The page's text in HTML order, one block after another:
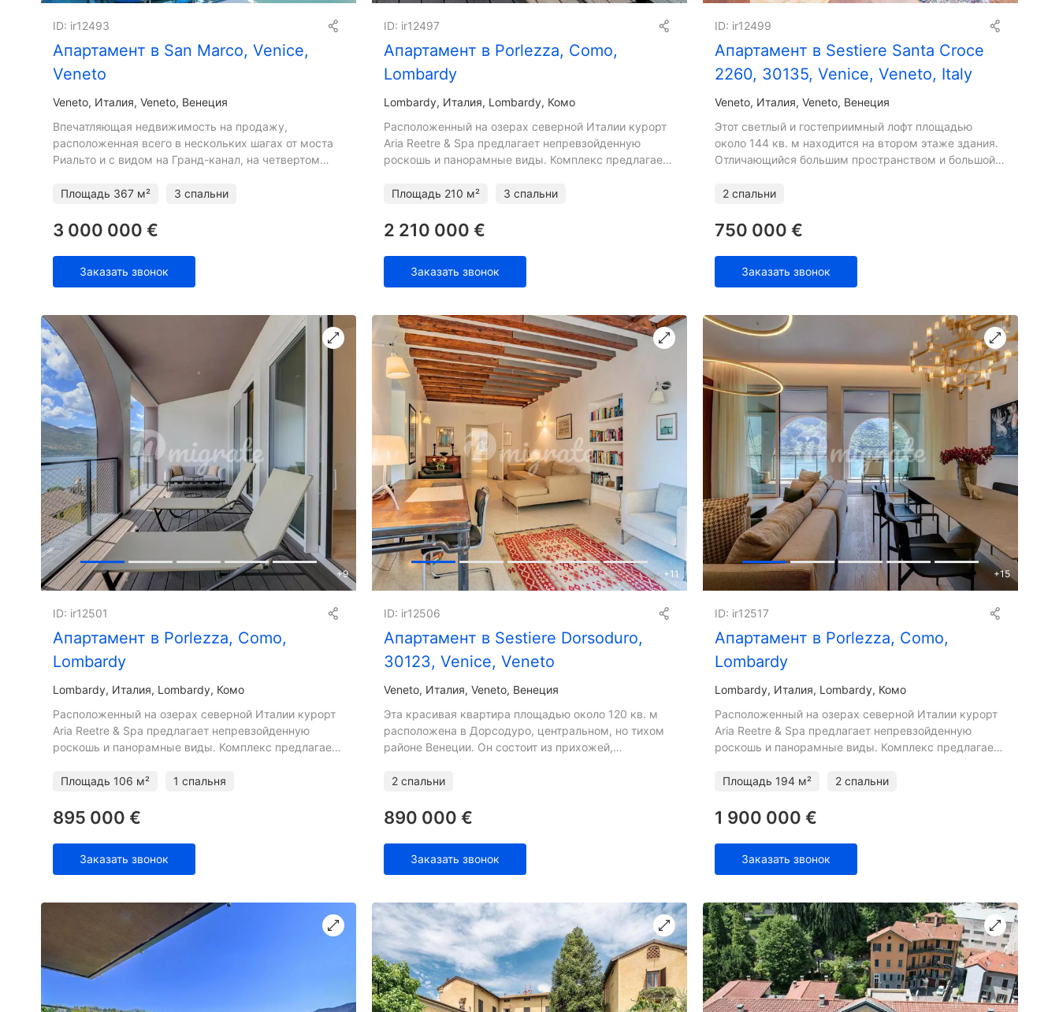
Апартамент в San Marco, Venice,
Veneto
ID: ir12493
Veneto Италия, Veneto, Венеция
Впечатляющая недвижимость на продажу,
расположенная всего в нескольких шагах от моста
Риальто и с видом на Гранд-канал, на четвертом
эксклюзивном месте; распре
Площадь 367 м² 3 спальни
3 000 000 €
Заказать звонок
Апартамент в Porlezza, Como,
Lombardy
ID: ir12497
Lombardy Италия, Lombardy, Комо
Расположенный на озерах северной Италии курорт
Aria Reetre & Spa предлагает непревзойденную
роскошь и панорамные виды. Комплекс предлагает
ресторанам, теннисно
Площадь 210 м² 3 спальни
2 210 000 €
Заказать звонок
Апартамент в Sestiere Santa Croce
2260, 30135, Venice, Veneto, Italy
ID: ir12499
Veneto Италия, Veneto, Венеция
Этот светлый и гостеприимный лофт площадью
около 144 кв. м находится на втором этаже здания.
Отличающийся большим пространством и большой
лестницу, ведущ
2 спальни
750 000 €
Заказать звонок
+9
Апартамент в Porlezza, Como,
Lombardy
ID: ir12501
Lombardy Италия, Lombardy, Комо
Расположенный на озерах северной Италии курорт
Aria Reetre & Spa предлагает непревзойденную
роскошь и панорамные виды. Комплекс предлагает
ресторанам, теннисно
Площадь 106 м² 1 спальня
895 000 €
Заказать звонок
+11
Апартамент в Sestiere Dorsoduro,
30123, Venice, Veneto
ID: ir12506
Veneto Италия, Veneto, Венеция
Эта красивая квартира площадью около 120 кв. м
расположена в Дорсодуро, центральном, но тихом
районе Венеции. Он состоит из прихожей,
обеденной зоной, про
2 спальни
890 000 €
Заказать звонок
+15
Апартамент в Porlezza, Como,
Lombardy
ID: ir12517
Lombardy Италия, Lombardy, Комо
Расположенный на озерах северной Италии курорт
Aria Reetre & Spa предлагает непревзойденную
роскошь и панорамные виды. Комплекс предлагает
ресторанам, теннисно
Площадь 194 м² 2 спальни
1 900 000 €
Заказать звонок